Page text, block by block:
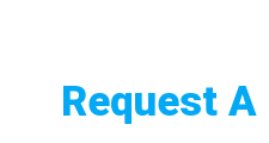
Request A